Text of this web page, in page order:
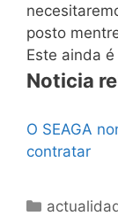
posto
Este ainda
Noticia
O SEAGA
contratar